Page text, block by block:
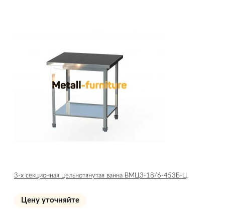
3-х секционная цельнотянутая ванна ВМЦ3-18/6-453Б-Ц
Цену уточняйте